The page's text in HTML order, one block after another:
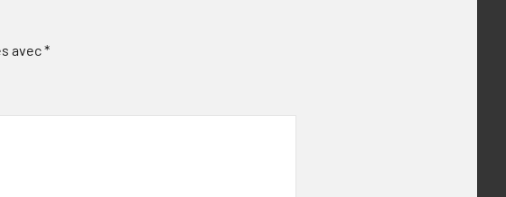
avec*